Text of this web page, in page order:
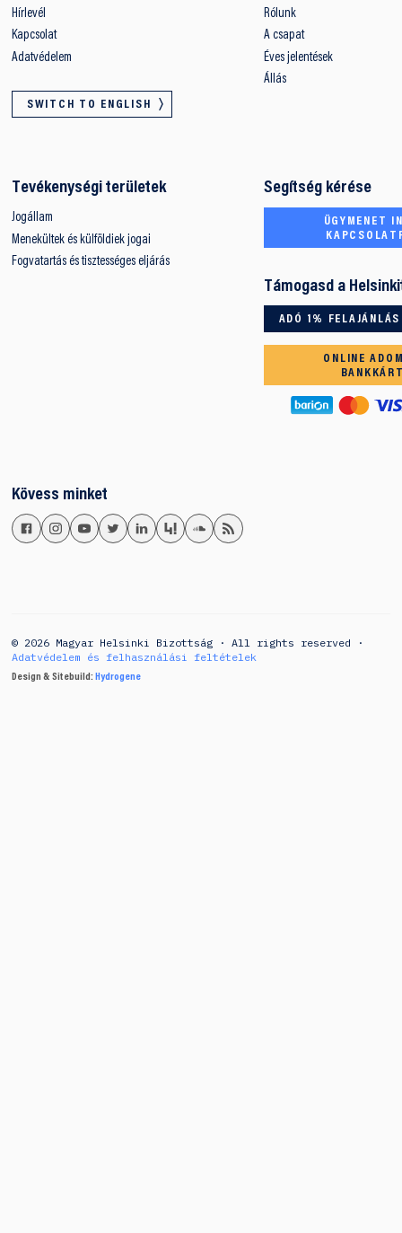
Hírlevél
Kapcsolat
Adatvédelem
SWITCH TO ENGLISH
Rólunk
A csapat
Éves jelentések
Állás
Tevékenységi területek
Jogállam
Menekültek és külföldiek jogai
Fogvatartás és tisztességes eljárás
Segítség kérése
ÜGYMENET
Támogasd a
ADÓ 1% FELAJÁNLÁS
ONLINE
Kövess minket
© 2026 Magyar Helsinki Bizottság · All rights reserved ·
Adatvédelem és felhasználási feltételek
Design & Sitebuild: Hydrogene